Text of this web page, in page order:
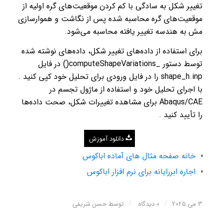
تغییر شکل به سادگی با کم کردن موقعیت‌های گره اولیه از
موقعیت‌های گره محاسبه شده پس از نگاشت و هموارسازی
مش به هندسه تغییر یافته محاسبه می‌شود.
برای استفاده از داده‌های تغییر شکل، داده‌های نوشته شده
توسط دستور _computeShapeVariations() در فایل
shape_h.inp را در فایل ورودی برای تحلیل خود کپی کنید .
با اجرای تحلیل خود و استفاده از ماژول تجسم در
Abaqus/CAE برای مشاهده تغییرات شکل، صحت داده‌ها
را تأیید کنید .
دانلود آموزش
خانه صفحه مثال های آماده اباکوس
اجاره ابررایانه برای نرم افزار اباکوس
3 می 2025 / 0 دیدگاه / توسطحسن شریفی